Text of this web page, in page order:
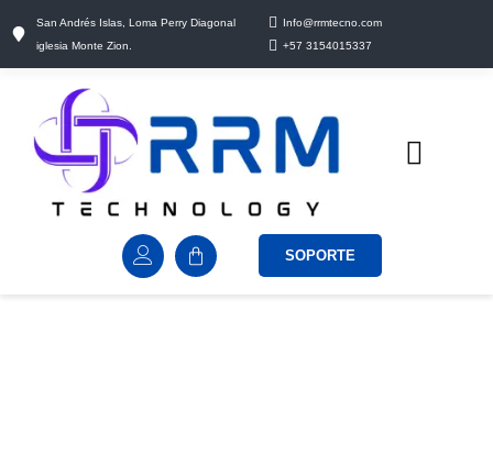
San Andrés Islas, Loma Perry Diagonal
iglesia Monte Zion.
Info@rrmtecno.com
+57 3154015337
SOPORTE